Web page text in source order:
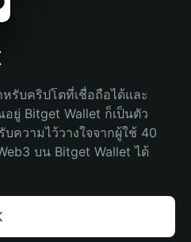
รับคริปโตที่เชื่อถือได้และ
ยู่ Bitget Wallet ก็เป็นตัว
ความไว้วางใจจากผู้ใช้ 40
บน Bitget Wallet ได้